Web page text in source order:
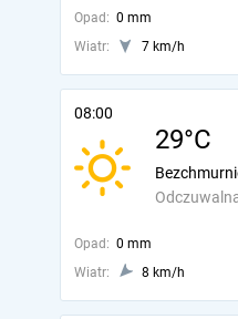
Opad: 0 mm
Wiatr:
7 km/h
08:00
29°C
Opad: 0 mm
Wiatr:
8 km/h